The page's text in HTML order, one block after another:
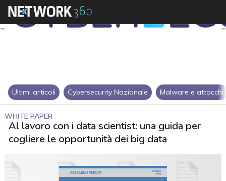
Ultimi articoli Cybersecurity Nazionale Malware e attacchi
WHITE PAPER
Al lavoro con i data scientist: una guida per
cogliere le opportunità dei big data